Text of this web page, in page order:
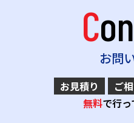
お問
お見積り ご
無料で行っ